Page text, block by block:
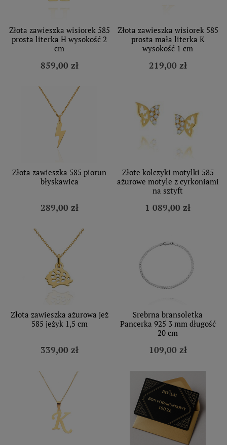
Złota zawieszka wisiorek 585
prosta literka H wysokość 2
cm
859,00 zł
Złota zawieszka wisiorek 585
prosta mała literka K
wysokość 1 cm
219,00 zł
Złota zawieszka 585 piorun
błyskawica
289,00 zł
Złote kolczyki motylki 585
ażurowe motyle z cyrkoniami
na sztyft
1 089,00 zł
Złota zawieszka ażurowa jeż
585 jeżyk 1,5 cm
339,00 zł
Srebrna bransoletka
Pancerka 925 3 mm długość
20 cm
109,00 zł